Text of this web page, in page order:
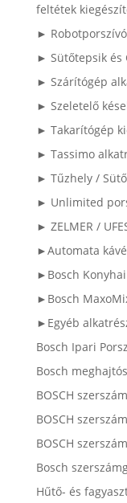
feltétek
►
► Sütőtepsik és
► Szárítógép
► Szeletelő
► Takarítógép
► Tassimo
► Tűzhely /
► Unlimited
► ZELMER /
►Automata
►Bosch
►Bosch
►Egyéb
Bosch Ipari
Bosch
BOSCH
BOSCH
BOSCH
Bosch
Hűtő- és